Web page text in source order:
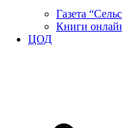
Газета
Книги
ЦОД